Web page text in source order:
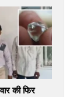
की फिर